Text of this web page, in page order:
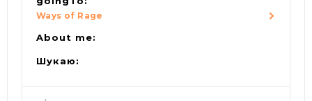
Ways of Rage
About me:
Шукаю: